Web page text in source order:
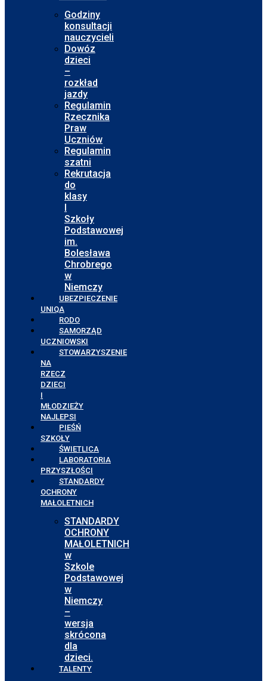
Godziny
konsultacji
nauczycieli
Dowóz
dzieci
–
rozkład
jazdy
Regulamin
Rzecznika
Praw
Uczniów
Regulamin
szatni
Rekrutacja
do
klasy
I
Szkoły
Podstawowej
im.
Bolesława
Chrobrego
w
Niemczy
UBEZPIECZENIE
UNIQA
RODO
SAMORZĄD
UCZNIOWSKI
STOWARZYSZENIE
NA
RZECZ
DZIECI
I
MŁODZIEŻY
NAJLEPSI
PIEŚŃ
SZKOŁY
ŚWIETLICA
LABORATORIA
PRZYSZŁOŚCI
STANDARDY
OCHRONY
MAŁOLETNICH
STANDARDY
OCHRONY
MAŁOLETNICH
w
Szkole
Podstawowej
w
Niemczy
–
wersja
skrócona
dla
dzieci.
TALENTY